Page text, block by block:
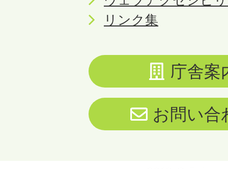
リンク集
庁舎案
お問い合